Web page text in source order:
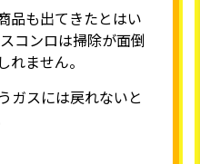
品も出てきたとはい
コンロは掃除が面倒
ません。
ガスには戻れないと